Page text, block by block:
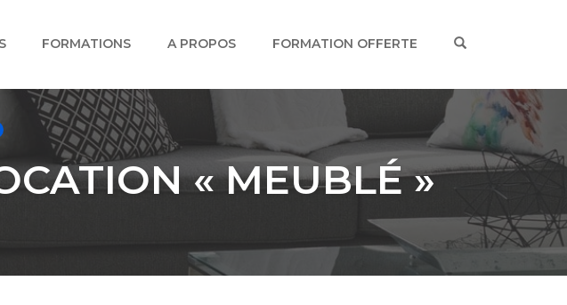
FORMATIONS A PROPOS FORMATION OFFERTE OPEN SEARCH
« MEUBLÉ »